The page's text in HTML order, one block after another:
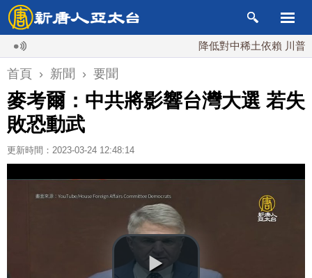
降低對中稀土依賴 川普宣布
首頁 › 新聞 › 要聞
麥考爾：中共將影響台灣大選 若失
敗恐動武
更新時間：2023-03-24 12:48:14